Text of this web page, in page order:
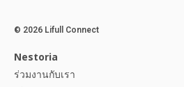
© 2026 Lifull Connect
Nestoria
ร่วมงานกับเรา